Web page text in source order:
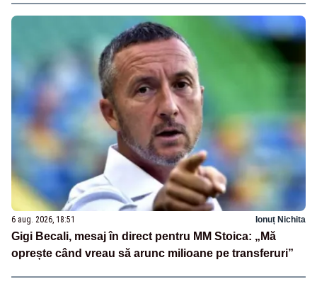
6 aug. 2026, 18:51 Ionuț Nichita
Gigi Becali, mesaj în direct pentru MM Stoica: „Mă
oprește când vreau să arunc milioane pe transferuri”